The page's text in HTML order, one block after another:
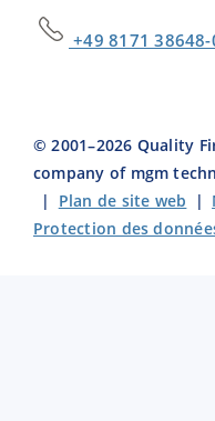
+49 8171 38648-
© 2001–2026 Quality
company of mgm
| Plan de site web |
Protection des